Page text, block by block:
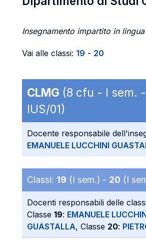
Insegnamento impartito in
Vai alle classi: 19 - 20
CLMG (8 cfu - I sem.
IUS/01)
Docente responsabile
EMANUELE LUCCHINI
Classi: 19 (I sem.) - 20 (I
Docenti responsabili delle
Classe 19: EMANUELE
GUASTALLA, Classe 20: